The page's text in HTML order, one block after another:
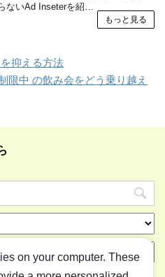
ないAd Inseterを紹…
もっと見る
抑える方法
限中 の飲み会をどう乗り越え
on your computer. These